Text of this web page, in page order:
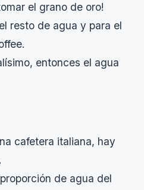
el grano de oro!
resto de agua y para el
entonces el agua
cafetera italiana, hay
de agua del